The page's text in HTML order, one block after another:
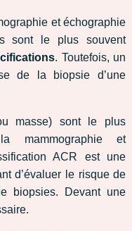
et échographie
sont le plus souvent
. Toutefois, un
de la biopsie d’une
masse) sont le plus
mammographie et
ACR est une
d’évaluer le risque de
biopsies. Devant une